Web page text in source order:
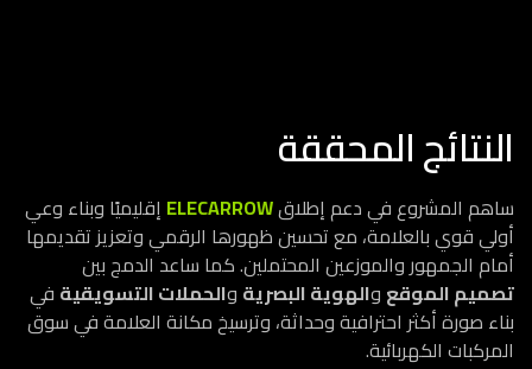
النتائج المحققة
ساهم المشروع في دعم إطلاقELECARROWإقليميًا وبناء وعي
أولي قوي بالعلامة، مع تحسين ظهورها الرقمي وتعزيز تقديمها
أمام الجمهور والموزعين المحتملين. كما ساعد الدمج بين
تصميم الموقعوالهوية البصريةوالحملات التسويقيةفي
بناء صورة أكثر احترافية وحداثة، وترسيخ مكانة العلامة في سوق
المركبات الكهربائية.